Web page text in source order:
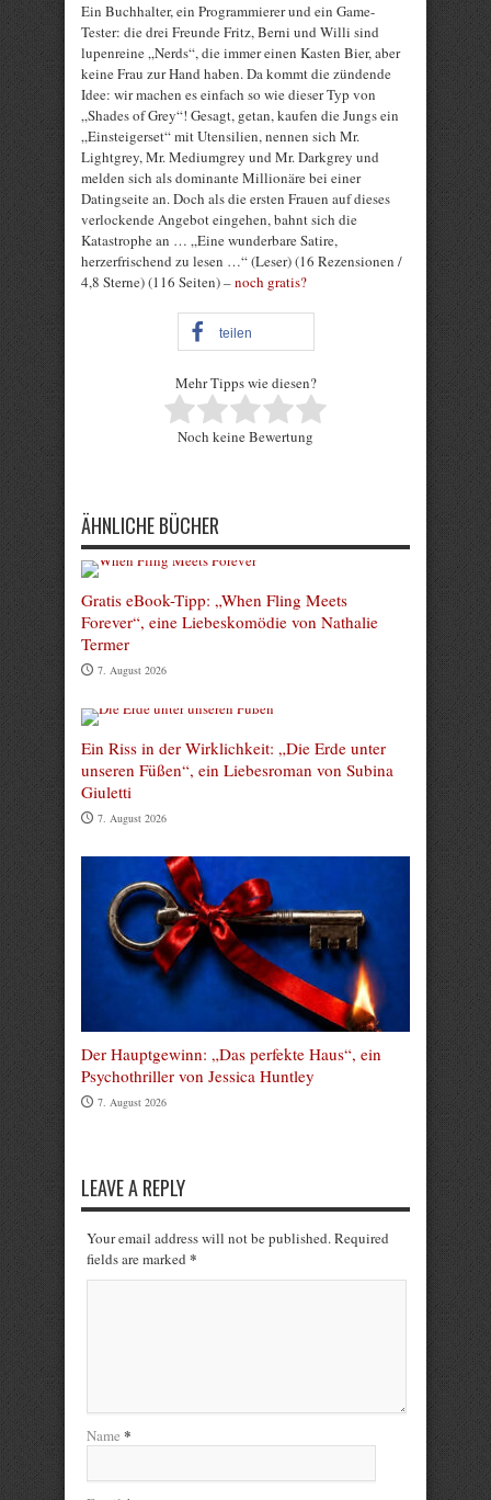
Ein Buchhalter, ein Programmierer und ein Game-
Tester: die drei Freunde Fritz, Berni und Willi sind
lupenreine „Nerds“, die immer einen Kasten Bier, aber
keine Frau zur Hand haben. Da kommt die zündende
Idee: wir machen es einfach so wie dieser Typ von
„Shades of Grey“! Gesagt, getan, kaufen die Jungs ein
„Einsteigerset“ mit Utensilien, nennen sich Mr.
Lightgrey, Mr. Mediumgrey und Mr. Darkgrey und
melden sich als dominante Millionäre bei einer
Datingseite an. Doch als die ersten Frauen auf dieses
verlockende Angebot eingehen, bahnt sich die
Katastrophe an … „Eine wunderbare Satire,
herzerfrischend zu lesen …“ (Leser) (16 Rezensionen /
4,8 Sterne) (116 Seiten) –noch gratis?
teilen
Mehr Tipps wie diesen?
Rate this item:
Noch keine Bewertung
ÄHNLICHE BÜCHER
Gratis eBook-Tipp: „When Fling Meets
Forever“, eine Liebeskomödie von Nathalie
Termer
7. August 2026
Ein Riss in der Wirklichkeit: „Die Erde unter
unseren Füßen“, ein Liebesroman von Subina
Giuletti
7. August 2026
Der Hauptgewinn: „Das perfekte Haus“, ein
Psychothriller von Jessica Huntley
7. August 2026
LEAVE A REPLY
Your email address will not be published. Required
fields are marked *
Name *